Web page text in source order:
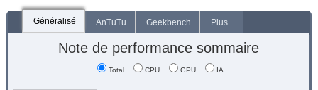
Généralisé AnTuTu Geekbench Plus...
Note de performance sommaire
Total CPU GPU IA